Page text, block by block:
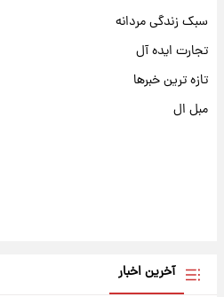
سبک زندگی مردانه
تجارت ایده آل
تازه ترین خبرها
مبل ال
آخرین اخبار